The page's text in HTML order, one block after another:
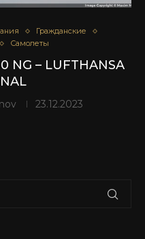
Гражданские
Самолеты
NG – LUFTHANSA
23.12.2023